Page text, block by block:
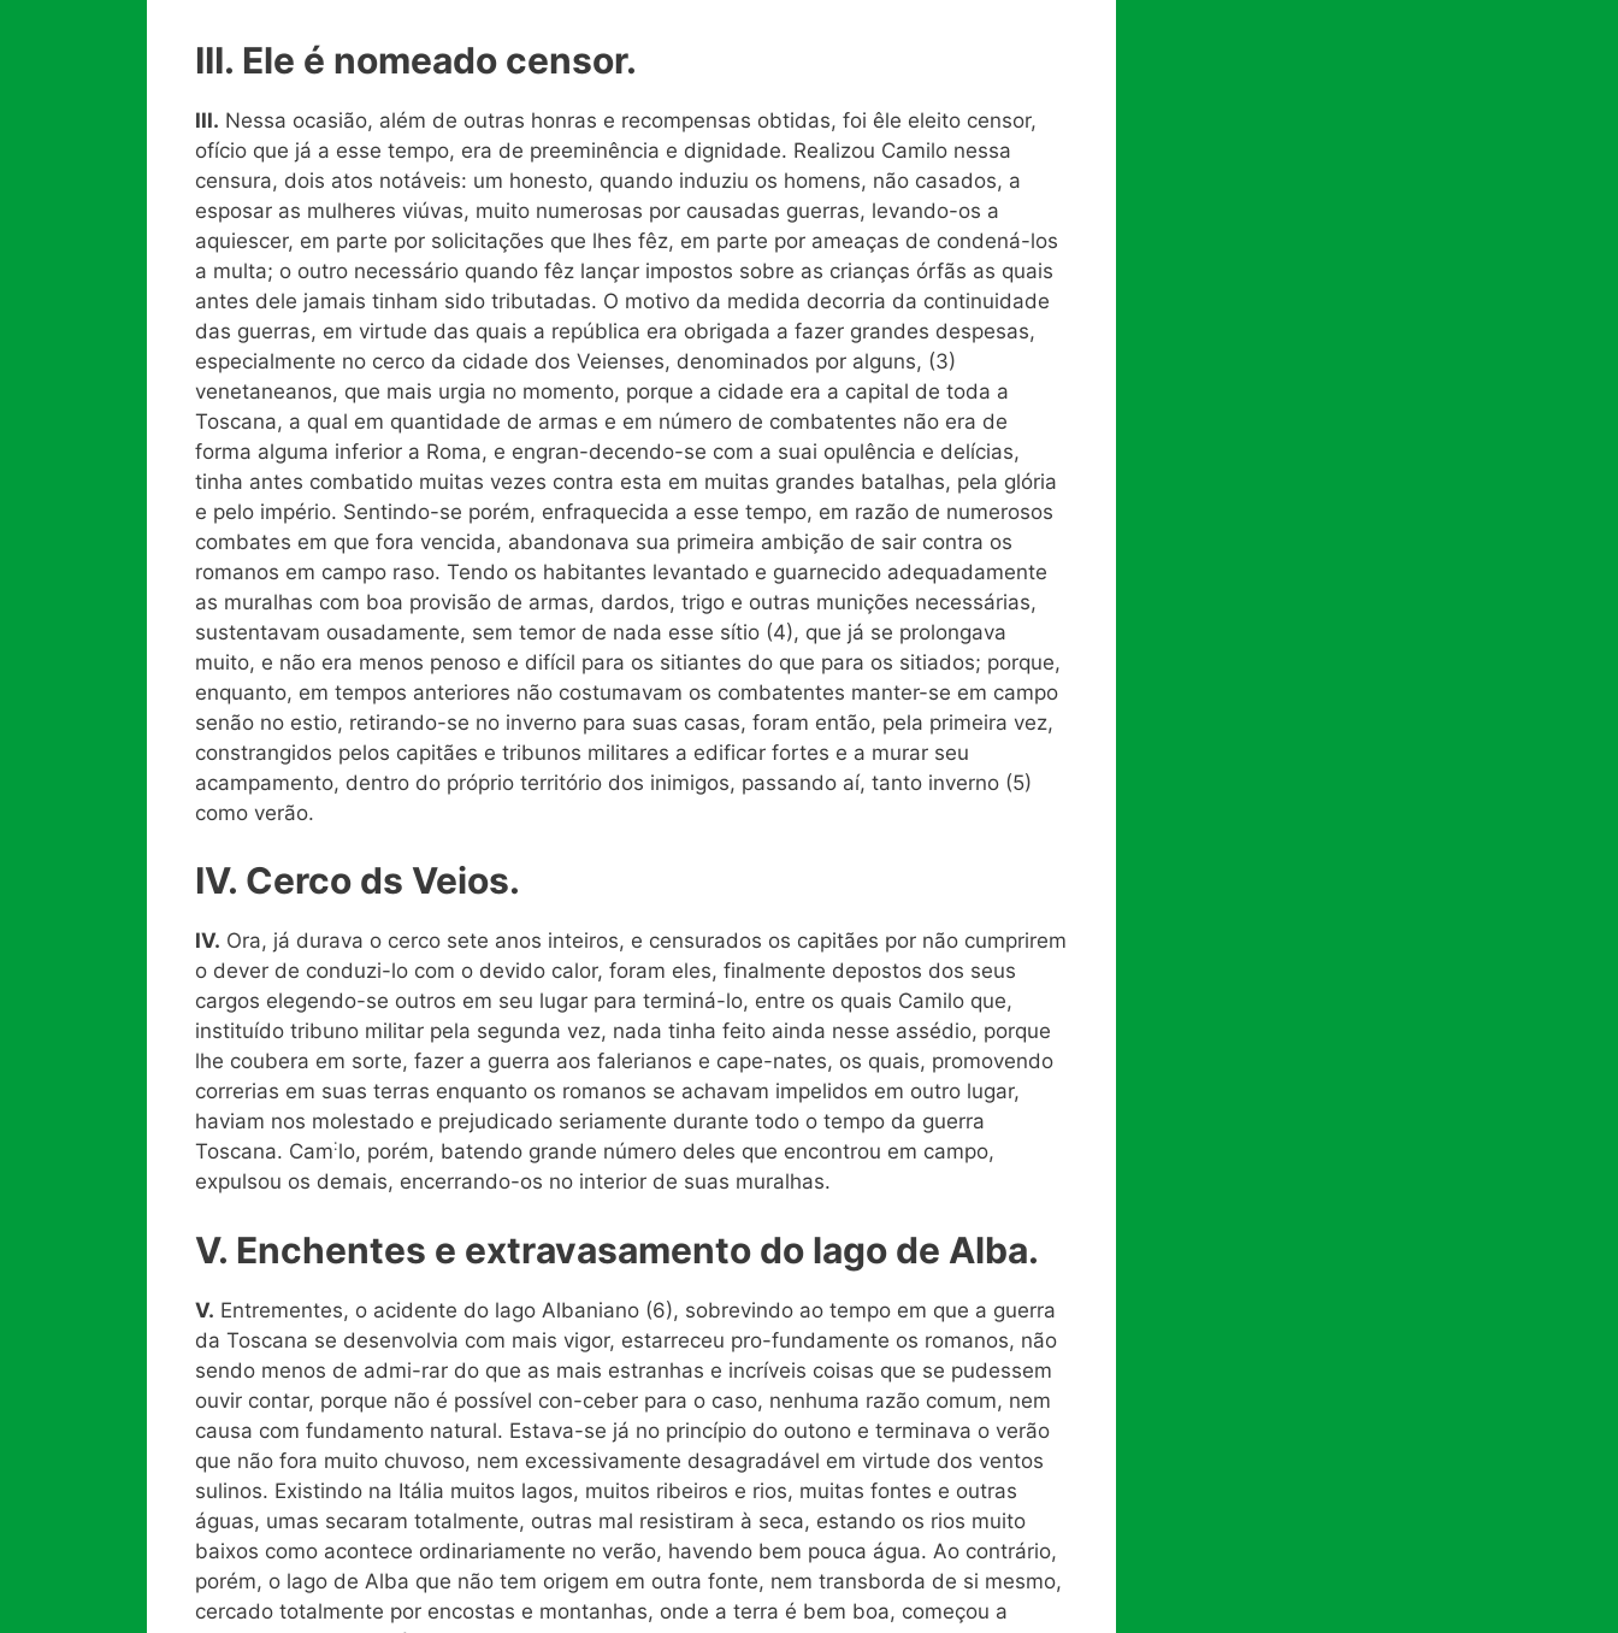
III. Ele é nomeado censor.
III. Nessa ocasião, além de outras honras e recompensas obtidas, foi êle eleito censor,
ofício que já a esse tempo, era de preeminência e dignidade. Realizou Camilo nessa
censura, dois atos notáveis: um honesto, quando induziu os homens, não casados, a
esposar as mulheres viúvas, muito numerosas por causadas guerras, levando-os a
aquiescer, em parte por solicitações que lhes fêz, em parte por ameaças de condená-los
a multa; o outro necessário quando fêz lançar impostos sobre as crianças órfãs as quais
antes dele jamais tinham sido tributadas. O motivo da medida decorria da continuidade
das guerras, em virtude das quais a república era obrigada a fazer grandes despesas,
especialmente no cerco da cidade dos Veienses, denominados por alguns, (3)
venetaneanos, que mais urgia no momento, porque a cidade era a capital de toda a
Toscana, a qual em quantidade de armas e em número de combatentes não era de
forma alguma inferior a Roma, e engran-decendo-se com a suai opulência e delícias,
tinha antes combatido muitas vezes contra esta em muitas grandes batalhas, pela glória
e pelo império. Sentindo-se porém, enfraquecida a esse tempo, em razão de numerosos
combates em que fora vencida, abandonava sua primeira ambição de sair contra os
romanos em campo raso. Tendo os habitantes levantado e guarnecido adequadamente
as muralhas com boa provisão de armas, dardos, trigo e outras munições necessárias,
sustentavam ousadamente, sem temor de nada esse sítio (4), que já se prolongava
muito, e não era menos penoso e difícil para os sitiantes do que para os sitiados; porque,
enquanto, em tempos anteriores não costumavam os combatentes manter-se em campo
senão no estio, retirando-se no inverno para suas casas, foram então, pela primeira vez,
constrangidos pelos capitães e tribunos militares a edificar fortes e a murar seu
acampamento, dentro do próprio território dos inimigos, passando aí, tanto inverno (5)
como verão.
IV. Cerco ds Veios.
IV. Ora, já durava o cerco sete anos inteiros, e censurados os capitães por não cumprirem
o dever de conduzi-lo com o devido calor, foram eles, finalmente depostos dos seus
cargos elegendo-se outros em seu lugar para terminá-lo, entre os quais Camilo que,
instituído tribuno militar pela segunda vez, nada tinha feito ainda nesse assédio, porque
lhe coubera em sorte, fazer a guerra aos falerianos e cape-nates, os quais, promovendo
correrias em suas terras enquanto os romanos se achavam impelidos em outro lugar,
haviam nos molestado e prejudicado seriamente durante todo o tempo da guerra
Toscana. Cam:lo, porém, batendo grande número deles que encontrou em campo,
expulsou os demais, encerrando-os no interior de suas muralhas.
V. Enchentes e extravasamento do lago de Alba.
V. Entrementes, o acidente do lago Albaniano (6), sobrevindo ao tempo em que a guerra
da Toscana se desenvolvia com mais vigor, estarreceu pro-fundamente os romanos, não
sendo menos de admi-rar do que as mais estranhas e incríveis coisas que se pudessem
ouvir contar, porque não é possível con-ceber para o caso, nenhuma razão comum, nem
causa com fundamento natural. Estava-se já no princípio do outono e terminava o verão
que não fora muito chuvoso, nem excessivamente desagradável em virtude dos ventos
sulinos. Existindo na Itália muitos lagos, muitos ribeiros e rios, muitas fontes e outras
águas, umas secaram totalmente, outras mal resistiram à seca, estando os rios muito
baixos como acontece ordinariamente no verão, havendo bem pouca água. Ao contrário,
porém, o lago de Alba que não tem origem em outra fonte, nem transborda de si mesmo,
cercado totalmente por encostas e montanhas, onde a terra é bem boa, começou a